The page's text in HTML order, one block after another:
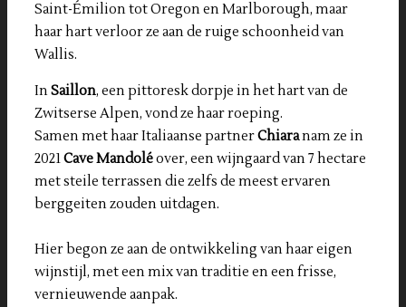
Saint-Émilion tot Oregon en Marlborough, maar
haar hart verloor ze aan de ruige schoonheid van
Wallis.
InSaillon, een pittoresk dorpje in het hart van de
Zwitserse Alpen, vond ze haar roeping.
Samen met haar Italiaanse partnerChiaranam ze in
2021Cave Mandoléover, een wijngaard van 7 hectare
met steile terrassen die zelfs de meest ervaren
berggeiten zouden uitdagen.
Hier begon ze aan de ontwikkeling van haar eigen
wijnstijl, met een mix van traditie en een frisse,
vernieuwende aanpak.